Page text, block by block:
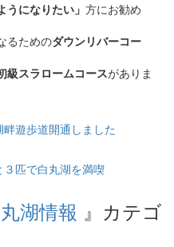
うになりたい」 方にお勧め
るためのダウンリバーコー
級スラロームコースがありま
畔遊歩道開通しました
３匹で白丸湖を満喫
湖情報 』カテゴ